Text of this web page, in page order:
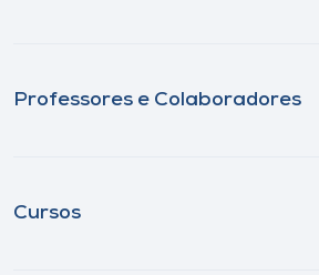
Professores e Colaboradores
Cursos